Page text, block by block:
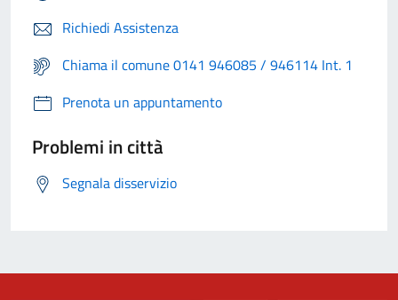
Richiedi Assistenza
Chiama il comune 0141 946085 / 946114 Int. 1
Prenota un appuntamento
Problemi in città
Segnala disservizio